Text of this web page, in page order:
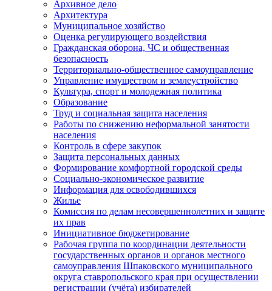
Архивное дело
Архитектура
Муниципальное хозяйство
Оценка регулирующего воздействия
Гражданская оборона, ЧС и общественная
безопасность
Территориально-общественное самоуправление
Управление имуществом и землеустройство
Культура, спорт и молодежная политика
Образование
Труд и социальная защита населения
Работы по снижению неформальной занятости
населения
Контроль в сфере закупок
Защита персональных данных
Формирование комфортной городской среды
Социально-экономическое развитие
Информация для освободившихся
Жилье
Комиссия по делам несовершеннолетних и защите
их прав
Инициативное бюджетирование
Рабочая группа по координации деятельности
государственных органов и органов местного
самоуправления Шпаковского муниципального
округа ставропольского края при осуществлении
регистрации (учёта) избирателей